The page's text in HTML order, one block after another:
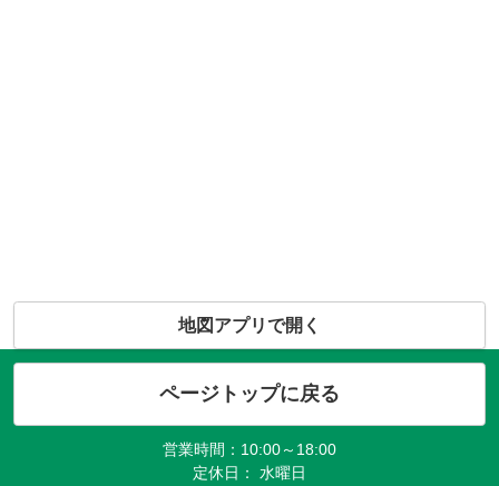
地図アプリで開く
ページトップに戻る
営業時間：10:00～18:00
定休日： 水曜日